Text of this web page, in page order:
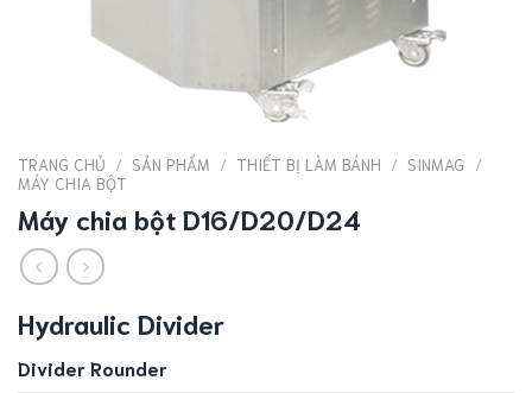
TRANG CHỦ / SẢN PHẨM / THIẾT BỊ LÀM BÁNH / SINMAG
/
MÁY CHIA BỘT
Máy chia bột D16/D20/D24
Hydraulic Divider
Divider Rounder